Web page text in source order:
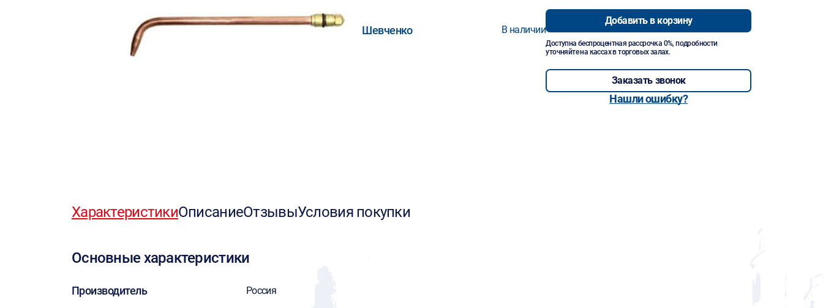
Шевченко В наличии
Добавить в корзину
Доступна беспроцентная рассрочка 0%, подробности
уточняйте на кассах в торговых залах.
Заказать звонок
Нашли ошибку?
ХарактеристикиОписаниеОтзывыУсловия покупки
Основные характеристики
Производитель Россия